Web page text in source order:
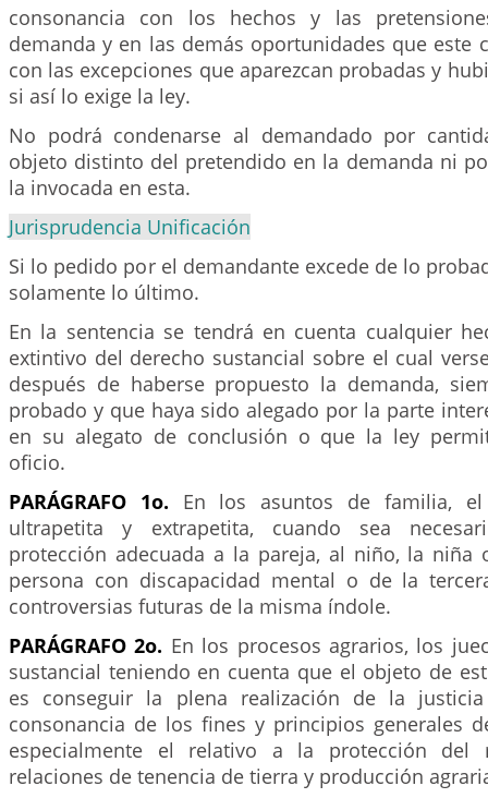
consonancia con los hechos y las
demanda y en las demás oportunidades que este
con las excepciones que aparezcan probadas y
si así lo exige la ley.
No podrá condenarse al demandado por
objeto distinto del pretendido en la demanda ni
la invocada en esta.
Jurisprudencia Unificación
Si lo pedido por el demandante excede de lo
solamente lo último.
En la sentencia se tendrá en cuenta cualquier
extintivo del derecho sustancial sobre el cual
después de haberse propuesto la demanda,
probado y que haya sido alegado por la parte
en su alegato de conclusión o que la ley
oficio.
PARÁGRAFO 1o. En los asuntos de familia,
ultrapetita y extrapetita, cuando sea
protección adecuada a la pareja, al niño, la niña
persona con discapacidad mental o de la
controversias futuras de la misma índole.
PARÁGRAFO 2o. En los procesos agrarios, los
sustancial teniendo en cuenta que el objeto de
es conseguir la plena realización de la
consonancia de los fines y principios generales
especialmente el relativo a la protección
relaciones de tenencia de tierra y producción